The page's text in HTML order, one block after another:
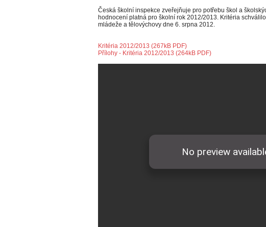
Česká školní inspekce zveřejňuje pro potřebu škol a
hodnocení platná pro školní rok 2012/2013. Kritéria
mládeže a tělovýchovy dne 6. srpna 2012.
Kritéria 2012/2013 (267kB PDF)
Přílohy - Kritéria 2012/2013 (264kB PDF)